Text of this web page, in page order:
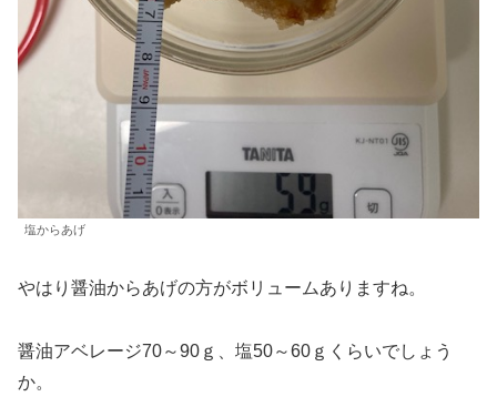
塩からあげ
やはり醤油からあげの方がボリュームありますね。
醤油アベレージ70～90ｇ、塩50～60ｇくらいでしょう
か。